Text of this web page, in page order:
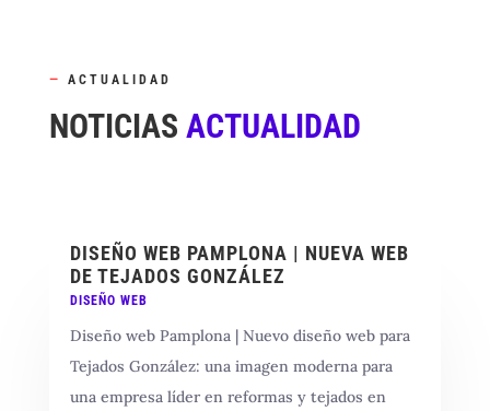
— ACTUALIDAD
NOTICIAS ACTUALIDAD
DISEÑO WEB PAMPLONA | NUEVA WEB
DE TEJADOS GONZÁLEZ
DISEÑO WEB
Diseño web Pamplona | Nuevo diseño web para
Tejados González: una imagen moderna para
una empresa líder en reformas y tejados en